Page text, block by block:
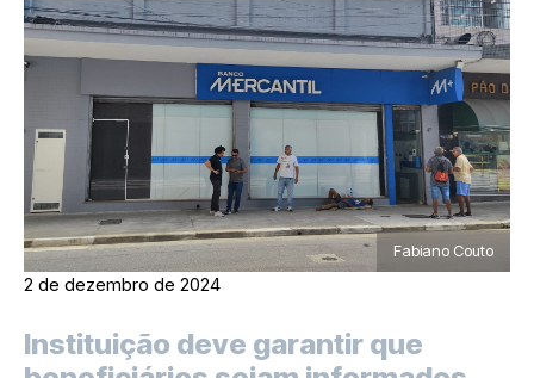
Fabiano Couto
2 de dezembro de 2024
Instituição deve garantir que